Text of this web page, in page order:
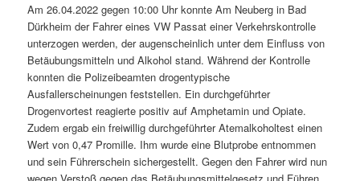
Am 26.04.2022 gegen 10:00 Uhr konnte Am Neuberg in Bad
Dürkheim der Fahrer eines VW Passat einer Verkehrskontrolle
unterzogen werden, der augenscheinlich unter dem Einfluss von
Betäubungsmitteln und Alkohol stand. Während der Kontrolle
konnten die Polizeibeamten drogentypische
Ausfallerscheinungen feststellen. Ein durchgeführter
Drogenvortest reagierte positiv auf Amphetamin und Opiate.
Zudem ergab ein freiwillig durchgeführter Atemalkoholtest einen
Wert von 0,47 Promille. Ihm wurde eine Blutprobe entnommen
und sein Führerschein sichergestellt. Gegen den Fahrer wird nun